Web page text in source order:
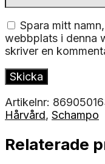
Spara mitt
webbplats i denna
skriver en
Artikelnr:
Hårvård, Schampo
Relaterade